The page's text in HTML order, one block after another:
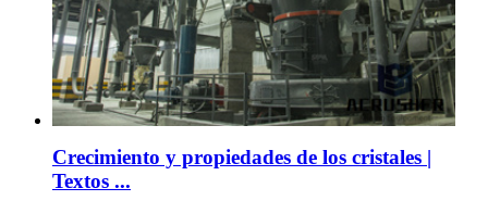
Crecimiento y propiedades de los cristales |
Textos ...